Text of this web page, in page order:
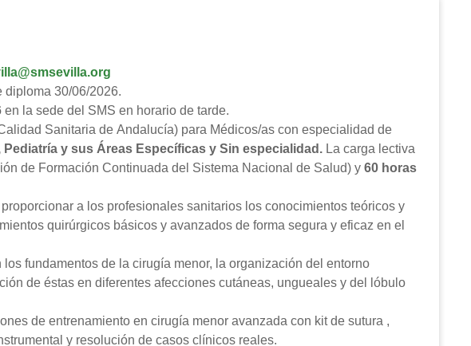
diploma 30/06/2026.
en la sede del SMS en horario de tarde.
Sanitaria de Andalucía) para Médicos/as con especialidad de
y sus Áreas Específicas y Sin especialidad . La carga lectiva
de Formación Continuada del Sistema Nacional de Salud) y 60 horas
a los profesionales sanitarios los conocimientos teóricos y
quirúrgicos básicos y avanzados de forma segura y eficaz en el
fundamentos de la cirugía menor, la organización del entorno
de éstas en diferentes afecciones cutáneas, ungueales y del lóbulo
de entrenamiento en cirugía menor avanzada con kit de sutura ,
y resolución de casos clínicos reales.